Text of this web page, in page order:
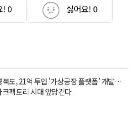
! 0 싫어요! 0
북도, 21억 투입 '가상공장 플랫폼' 개발…
크팩토리 시대 앞당긴다